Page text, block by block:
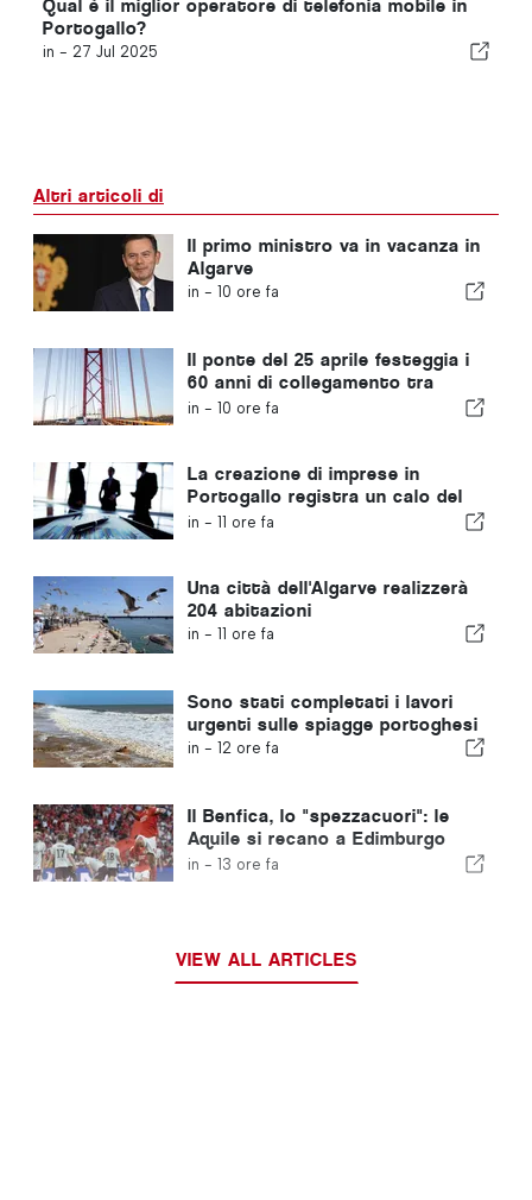
Qual è il miglior operatore di telefonia mobile in
Portogallo?
in - 27 Jul 2025
Altri articoli di
Il primo ministro va in vacanza in
Algarve
in - 10 ore fa
Il ponte del 25 aprile festeggia i
60 anni di collegamento tra
Lisbona e Almada
in - 10 ore fa
La creazione di imprese in
Portogallo registra un calo del
4,2%
in - 11 ore fa
Una città dell'Algarve realizzerà
204 abitazioni
in - 11 ore fa
Sono stati completati i lavori
urgenti sulle spiagge portoghesi
in - 12 ore fa
Il Benfica, lo "spezzacuori": le
Aquile si recano a Edimburgo
con un piede già nella fase
in - 13 ore fa
VIEW ALL ARTICLES